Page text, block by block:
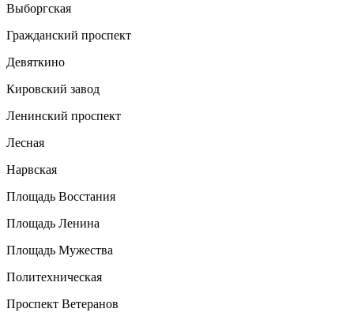
Выборгская
Гражданский проспект
Девяткино
Кировский завод
Ленинский проспект
Лесная
Нарвская
Площадь Восстания
Площадь Ленина
Площадь Мужества
Политехническая
Проспект Ветеранов